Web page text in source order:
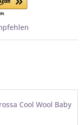
Cool Wool Baby